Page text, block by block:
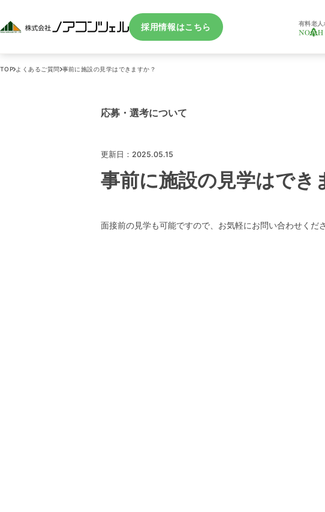
採用情報はこちら 有料老
TOP よくあるご質問 事前に施設の見学はできますか？
応募・選考について
更新日：2025.05.15
事前に施設の見学はでき
面接前の見学も可能ですので、お気軽にお問い合わせくださ